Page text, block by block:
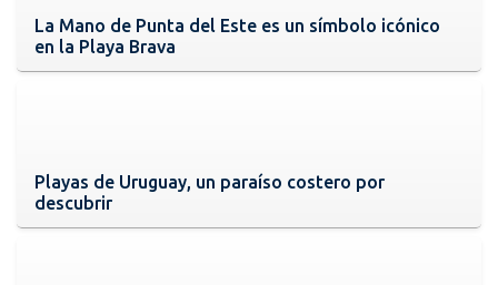
La Mano de Punta del Este es un símbolo icónico
en la Playa Brava
Playas de Uruguay, un paraíso costero por
descubrir